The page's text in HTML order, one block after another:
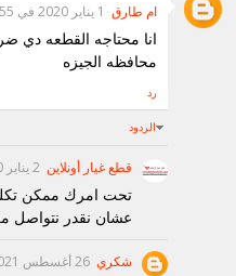
ام طارق 1 يناير 2020 في 8:55 ص
انا محتاجه القطعه دي
محافظه الجيزه
رد
الردود
قطع غيار أونلاين 2 يناير 2020 في 2:37 م
عشان نقدر نتواصل
شكري 26 أغسطس 2021 في 8:40 ص